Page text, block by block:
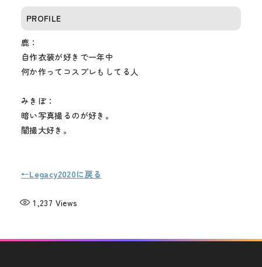
PROFILE
鹿：
自作衣装が好きで一年中
何か作ってコスプレもしてる人
みきぽ：
暗い写真撮るのが好き。
闇撮大好き。
←Legacy2020に戻る
1,237 Views